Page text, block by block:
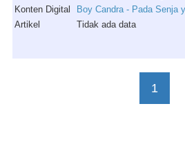
Konten Digital
Boy Candra - Pada Senja
Artikel
Tidak ada data
1